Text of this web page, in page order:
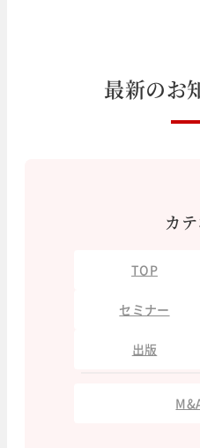
最新のお
カ
TOP
セミナー
出版